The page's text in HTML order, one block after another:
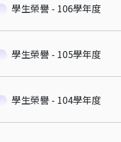
學生榮譽 - 106學年度
學生榮譽 - 105學年度
學生榮譽 - 104學年度